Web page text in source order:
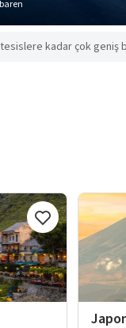
kadar çok geniş